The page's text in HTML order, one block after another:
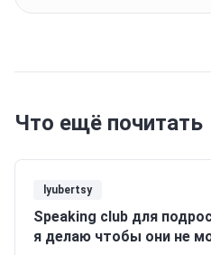
Что ещё почитать
lyubertsy
Speaking club для
я делаю чтобы они не